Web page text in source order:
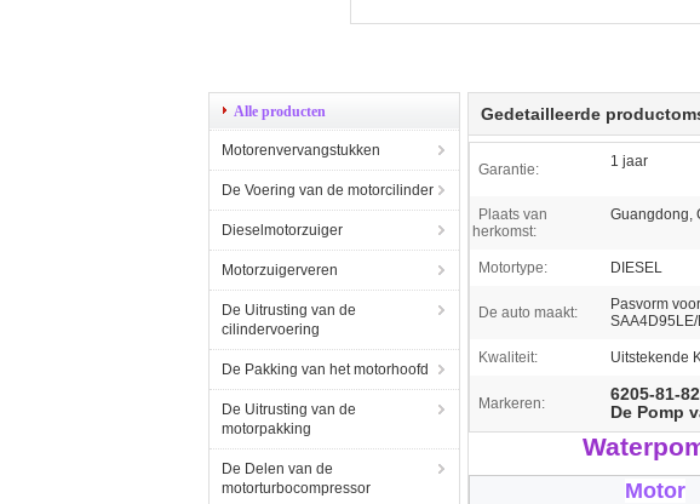
Alle producten
Motorenvervangstukken
De Voering van de motorcilinder
Dieselmotorzuiger
Motorzuigerveren
De Uitrusting van de
cilindervoering
De Pakking van het motorhoofd
De Uitrusting van de
motorpakking
De Delen van de
motorturbocompressor
Gedetailleerde
Garantie: 1 jaar
Plaats van
herkomst:
Guangdong,
Motortype: DIESEL
De auto maakt:
Pasvorm
SAA4D95LE/
Kwaliteit: Uitstekende
Markeren: 6205-81-
De Pomp
Motor